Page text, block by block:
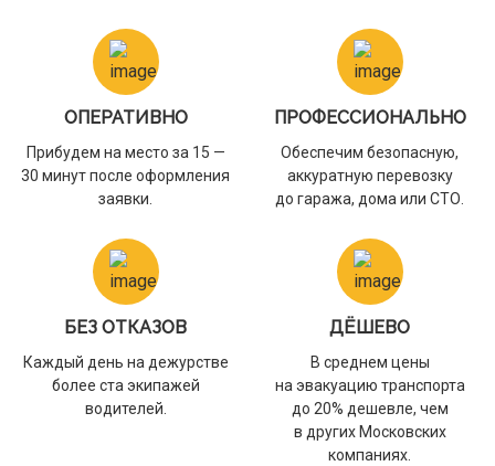
ОПЕРАТИВНО
Прибудем на место за 15 —
30 минут после оформления
заявки.
ПРОФЕССИОНАЛЬНО
Обеспечим безопасную,
аккуратную перевозку
до гаража, дома или СТО.
БЕЗ ОТКАЗОВ
Каждый день на дежурстве
более ста экипажей
водителей.
ДЁШЕВО
В среднем цены
на эвакуацию транспорта
до 20% дешевле, чем
в других Московских
компаниях.